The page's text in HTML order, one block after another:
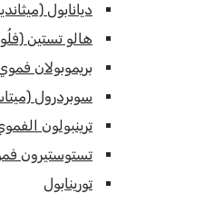
ديانابول
هالو تستين
بريموبولان
سوبردرول
ترينبولون
تستوستيرون
تورينابول